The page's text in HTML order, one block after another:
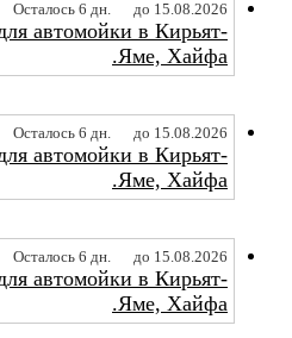
Осталось 6 дн. до 15.08.2026
автомойки в Кирьят-
Яме, Хайфа.
Осталось 6 дн. до 15.08.2026
автомойки в Кирьят-
Яме, Хайфа.
Осталось 6 дн. до 15.08.2026
автомойки в Кирьят-
Яме, Хайфа.